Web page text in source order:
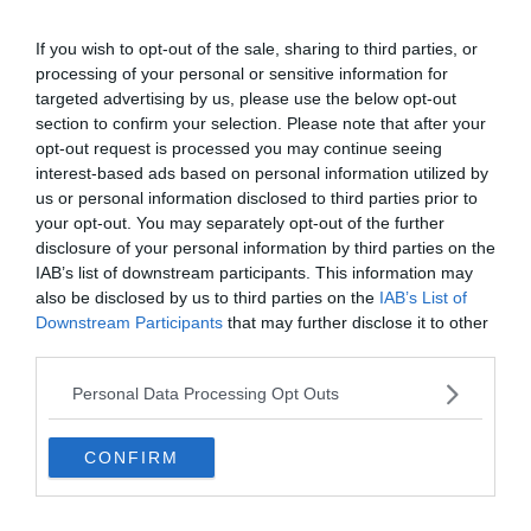
If you wish to opt-out of the sale, sharing to third parties, or
processing of your personal or sensitive information for
targeted advertising by us, please use the below opt-out
section to confirm your selection. Please note that after your
opt-out request is processed you may continue seeing
interest-based ads based on personal information utilized by
us or personal information disclosed to third parties prior to
your opt-out. You may separately opt-out of the further
disclosure of your personal information by third parties on the
IAB’s list of downstream participants. This information may
also be disclosed by us to third parties on the IAB’s List of
Downstream Participants that may further disclose it to other
Personal Data Processing Opt Outs
CONFIRM
Van Dijk visszautazott Liverpoolba, hogy csapata kezelje sérülését.
A 27 éves játékos szombaton a Nemzetek Ligájában végig játszotta
a 90 percet a Németország elleni 3:0-ás diadalos meccsen, Ő
szerezte az első gólt a 30. percben fejesből.
Remélhetőleg időben felépül a Liverpool szombati Huddersfield
Town elleni, idegenbeli Premier League mérkőzésére és ott lehet a
kezdőben.